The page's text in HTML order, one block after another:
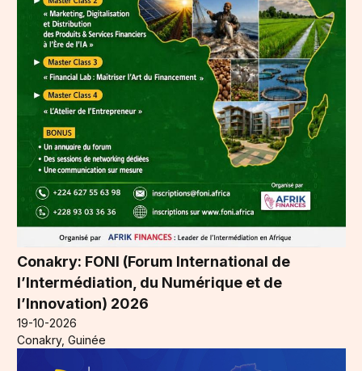
Conakry: FONI (Forum International de
l’Intermédiation, du Numérique et de
l’Innovation) 2026
19-10-2026
Conakry, Guinée